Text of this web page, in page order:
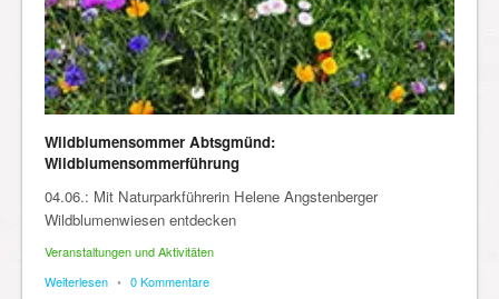
Wildblumensommer Abtsgmünd:
Wildblumensommerführung
04.06.: Mit Naturparkführerin Helene Angstenberger
Wildblumenwiesen entdecken
Veranstaltungen und Aktivitäten
Weiterlesen • 0 Kommentare